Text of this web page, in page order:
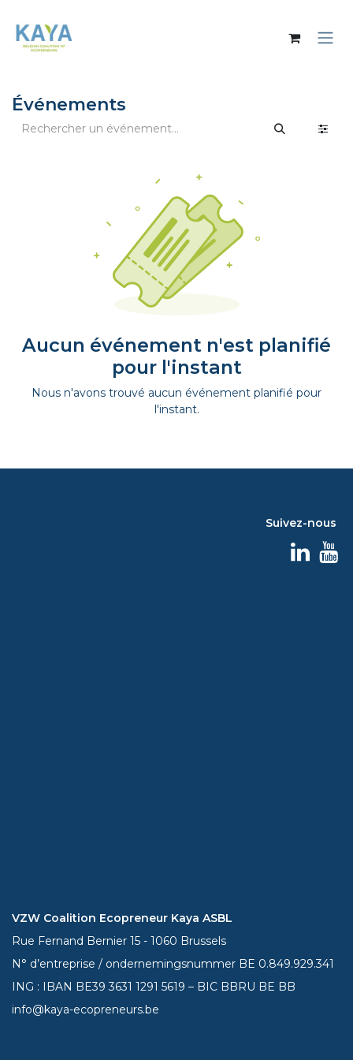
Événements
Aucun événement n'est planifié
pour l'instant
Nous n'avons trouvé aucun événement planifié pour
l'instant.
Suivez-nous
VZW Coalition Ecopreneur Kaya ASBL
Rue Fernand Bernier 15 - 1060 Brussels
N° d’entreprise / ondernemingsnummer BE 0.849.929.341
ING : IBAN BE393631 1291 5619 – BIC BBRU BE BB
info@kaya-ecopreneurs.be